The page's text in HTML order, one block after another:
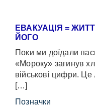
ЕВАКУАЦІЯ =
ЙОГО
Поки ми доїдали
«Мороку» загинув
військові цифри.
[…]
Позначки